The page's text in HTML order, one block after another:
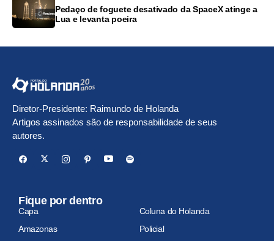
Pedaço de foguete desativado da SpaceX atinge a
Lua e levanta poeira
Diretor-Presidente: Raimundo de Holanda
Artigos assinados são de responsabilidade de seus
autores.
Fique por dentro
Capa
Coluna do Holanda
Amazonas
Policial